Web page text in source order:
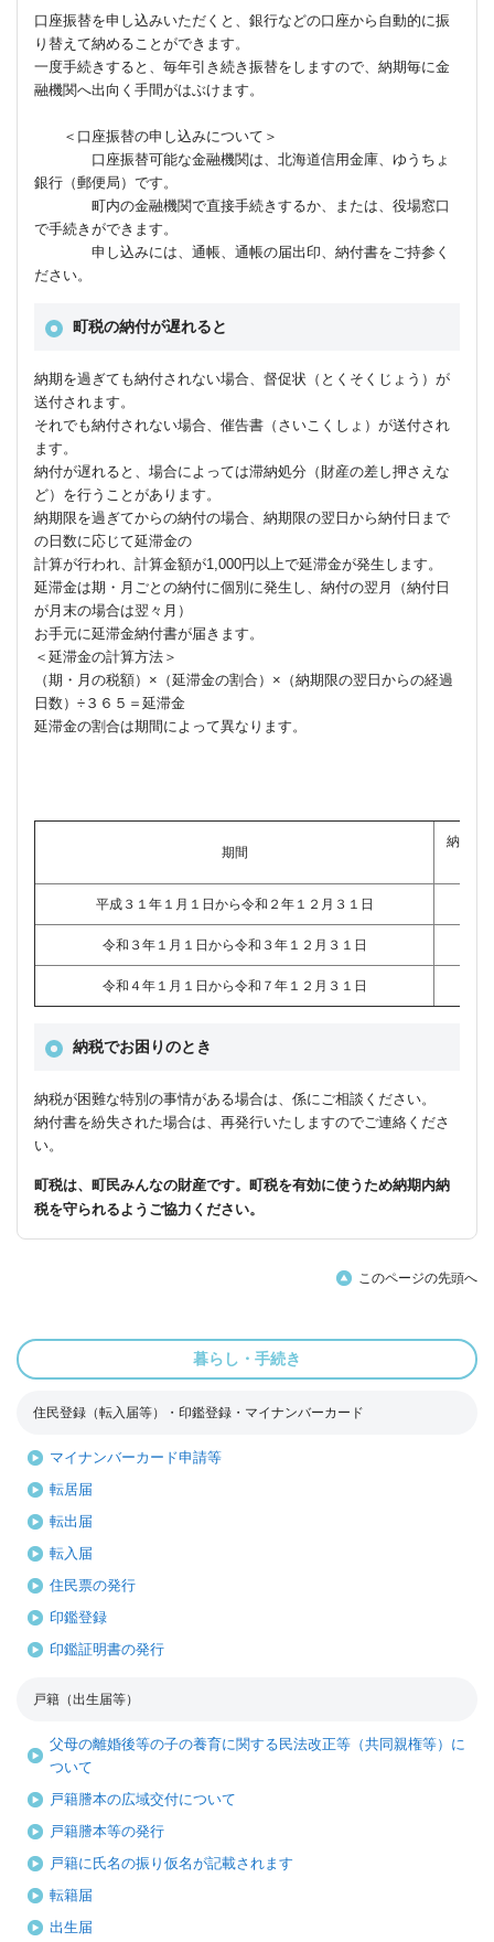
口座振替を申し込みいただくと、銀行などの口座から自動的に振
り替えて納めることができます。
一度手続きすると、毎年引き続き振替をしますので、納期毎に金
融機関へ出向く手間がはぶけます。
＜口座振替の申し込みについて＞
口座振替可能な金融機関は、北海道信用金庫、ゆうちょ
銀行（郵便局）です。
町内の金融機関で直接手続きするか、または、役場窓口
で手続きができます。
申し込みには、通帳、通帳の届出印、納付書をご持参く
ださい。
町税の納付が遅れると
納期を過ぎても納付されない場合、督促状（とくそくじょう）が
送付されます。
それでも納付されない場合、催告書（さいこくしょ）が送付され
ます。
納付が遅れると、場合によっては滞納処分（財産の差し押さえな
ど）を行うことがあります。
納期限を過ぎてからの納付の場合、納期限の翌日から納付日まで
の日数に応じて延滞金の
計算が行われ、計算金額が1,000円以上で延滞金が発生します。
延滞金は期・月ごとの納付に個別に発生し、納付の翌月（納付日
が月末の場合は翌々月）
お手元に延滞金納付書が届きます。
＜延滞金の計算方法＞
（期・月の税額）×（延滞金の割合）×（納期限の翌日からの経過
日数）÷３６５＝延滞金
延滞金の割合は期間によって異なります。
期間
納期限
平成３１年１月１日から令和２年１２月３１日
令和３年１月１日から令和３年１２月３１日
令和４年１月１日から令和７年１２月３１日
納税でお困りのとき
納税が困難な特別の事情がある場合は、係にご相談ください。
納付書を紛失された場合は、再発行いたしますのでご連絡くださ
い。
町税は、町民みんなの財産です。町税を有効に使うため納期内納
税を守られるようご協力ください。
このページの先頭へ
暮らし・手続き
住民登録（転入届等）・印鑑登録・マイナンバーカード
マイナンバーカード申請等
転居届
転出届
転入届
住民票の発行
印鑑登録
印鑑証明書の発行
戸籍（出生届等）
父母の離婚後等の子の養育に関する民法改正等（共同親権等）に
ついて
戸籍謄本の広域交付について
戸籍謄本等の発行
戸籍に氏名の振り仮名が記載されます
転籍届
出生届